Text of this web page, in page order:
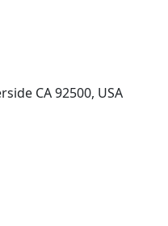
CA 92500, USA